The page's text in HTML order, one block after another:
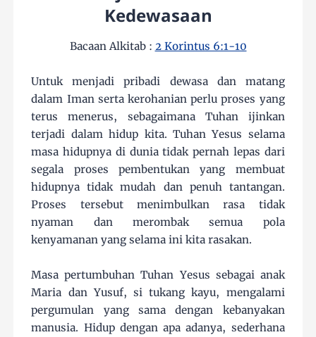
Kedewasaan
Bacaan Alkitab : 2 Korintus 6:1-10
Untuk menjadi pribadi dewasa dan matang
dalam Iman serta kerohanian perlu proses yang
terus menerus, sebagaimana Tuhan ijinkan
terjadi dalam hidup kita. Tuhan Yesus selama
masa hidupnya di dunia tidak pernah lepas dari
segala proses pembentukan yang membuat
hidupnya tidak mudah dan penuh tantangan.
Proses tersebut menimbulkan rasa tidak
nyaman dan merombak semua pola
kenyamanan yang selama ini kita rasakan.
Masa pertumbuhan Tuhan Yesus sebagai anak
Maria dan Yusuf, si tukang kayu, mengalami
pergumulan yang sama dengan kebanyakan
manusia. Hidup dengan apa adanya, sederhana